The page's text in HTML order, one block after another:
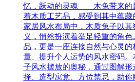
忆，跃动的灵魂——木兔带来的
着木质工艺品，感受到其中蕴
家居风水布局中，木质兔子以
义，悄然扮演着举足轻重的角
品，更是一座连接自然与心灵
量、提升个人运势的风水密码
子风水摆放的奥秘，通过图解
择、造型寓意、方位禁忌，助你